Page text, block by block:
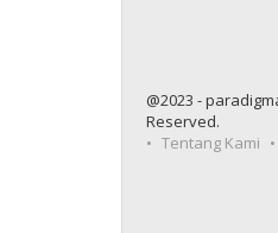
@2023 -
Reserved.
Tentang Kami